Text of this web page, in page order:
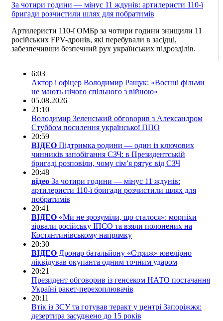
За чотири години — мінус 11 ждунів: артилеристи 110-ї
бригади розчистили шлях для побратимів
Артилеристи 110-ї ОМБр за чотири години знищили 11
російських FPV-дронів, які перебували в засідці,
забезпечивши безпечний рух українських підрозділів.
6:03
Актор і офіцер Володимир Ращук: «Воєнні фільми
не мають нічого спільного з війною»
05.08.2026
21:10
Володимир Зеленський обговорив з Александром
Стуббом посилення української ППО
20:59
ВІДЕО Підтримка родини — один із ключових
чинників запобігання СЗЧ: в Президентській
бригаді розповіли, чому сім’я рятує від СЗЧ
20:48
відео За чотири години — мінус 11 ждунів:
артилеристи 110-ї бригади розчистили шлях для
побратимів
20:41
ВІДЕО «Ми не зрозуміли, що сталося»: морпіхи
зірвали російську ІПСО та взяли полонених на
Костянтинівському напрямку
20:30
ВІДЕО Дронар батальйону «Стриж» ювелірно
ліквідував окупанта одним точним ударом
20:21
Президент обговорив із генсеком НАТО постачання
Україні ракет-перехоплювачів
20:11
Втік із ЗСУ та готував теракт у центрі Запоріжжя:
дезертира засуджено до 15 років